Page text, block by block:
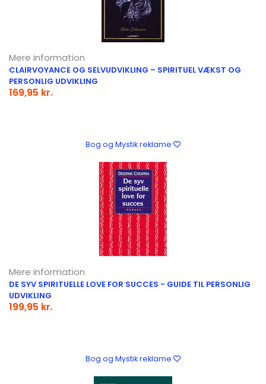
Mere information
CLAIRVOYANCE OG SELVUDVIKLING – SPIRITUEL VÆKST OG
PERSONLIG UDVIKLING
169,95 kr.
Bog og Mystik reklame
Mere information
DE SYV SPIRITUELLE LOVE FOR SUCCES - GUIDE TIL PERSONLIG
UDVIKLING
199,95 kr.
Bog og Mystik reklame